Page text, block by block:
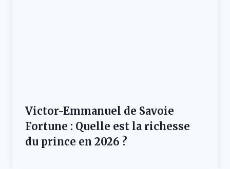
Victor-Emmanuel de Savoie
Fortune : Quelle est la richesse
du prince en 2026 ?